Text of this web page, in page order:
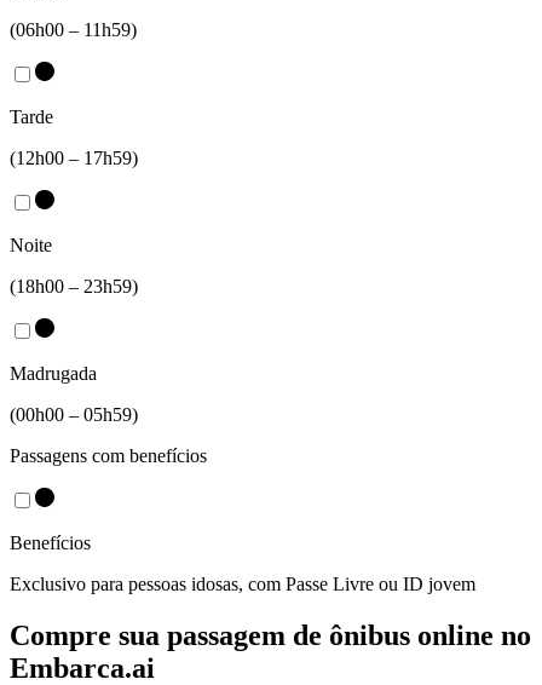
(06h00 – 11h59)
Tarde
(12h00 – 17h59)
Noite
(18h00 – 23h59)
Madrugada
(00h00 – 05h59)
Passagens com benefícios
Benefícios
Exclusivo para pessoas idosas, com Passe Livre ou ID jovem
Compre sua passagem de ônibus online no
Embarca.ai